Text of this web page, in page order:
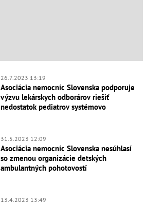
26.7.2023 13:19
Asociácia nemocníc Slovenska podporuje
výzvu lekárskych odborárov riešiť
nedostatok pediatrov systémovo
31.5.2023 12:09
Asociácia nemocníc Slovenska nesúhlasí
so zmenou organizácie detských
ambulantných pohotovostí
13.4.2023 13:49